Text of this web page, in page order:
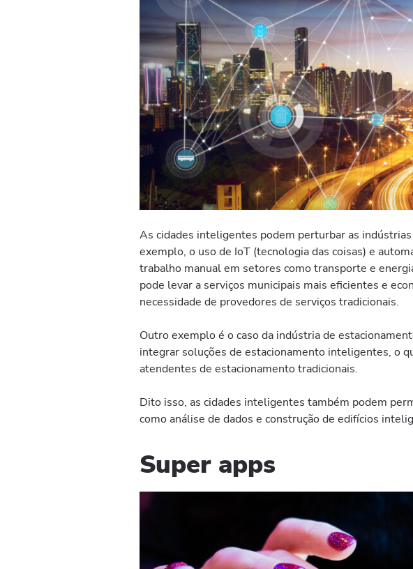
As cidades inteligentes podem perturbar as
exemplo, o uso de IoT (tecnologia das coisas) e
trabalho manual em setores como transporte e
pode levar a serviços municipais mais eficientes e
necessidade de provedores de serviços tradicionais.
Outro exemplo é o caso da indústria de
integrar soluções de estacionamento inteligentes, o
atendentes de estacionamento tradicionais.
Dito isso, as cidades inteligentes também podem
como análise de dados e construção de edifícios
Super apps